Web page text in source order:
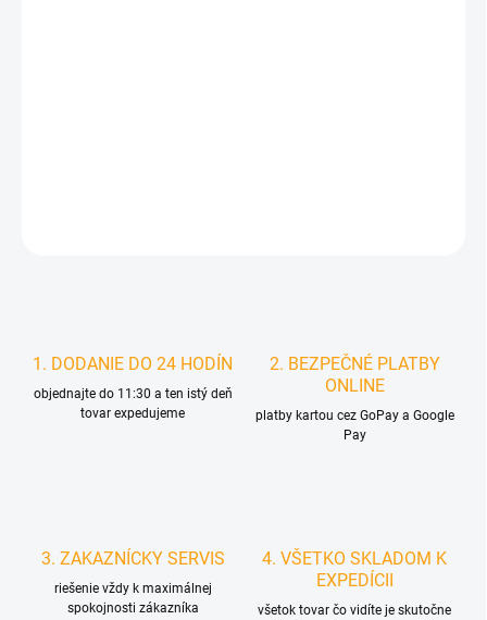
1. DODANIE DO 24 HODÍN
objednajte do 11:30 a ten istý deň
tovar expedujeme
2. BEZPEČNÉ PLATBY
ONLINE
platby kartou cez GoPay a Google
Pay
3. ZAKAZNÍCKY SERVIS
riešenie vždy k maximálnej
spokojnosti zákazníka
4. VŠETKO SKLADOM K
EXPEDÍCII
všetok tovar čo vidíte je skutočne